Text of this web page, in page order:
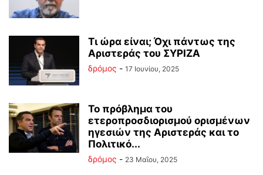
Τι ώρα είναι; Όχι πάντως της
Αριστεράς του ΣΥΡΙΖΑ
δρόμος - 17 Ιουνίου, 2025
Το πρόβλημα του
ετεροπροσδιορισμού ορισμένων
ηγεσιών της Αριστεράς και το
Πολιτικό...
δρόμος - 23 Μαΐου, 2025